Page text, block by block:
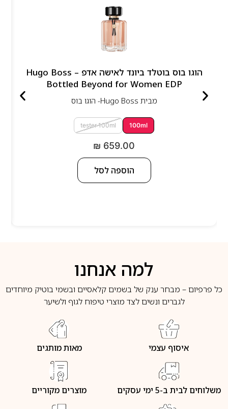
הוגו בוס בוטלד ביונד לאישה אדפ – Hugo Boss
Bottled Beyond for Women EDP
מבית Hugo Boss- הוגו בוס
100ml
tester 100ml
₪ 659.00
הוספה לסל
למה אנחנו
כל פרפיום – מבחר ענק של בשמים קלאסיים ובשמי בוטיק מיוחדים
לגברים ונשים לצד מוצרי טיפוח לגוף ולשיער
איסוף עצמי מאות מותגים
משלוחים לבית ב-5 ימי עסקים מוצרים מקוריים